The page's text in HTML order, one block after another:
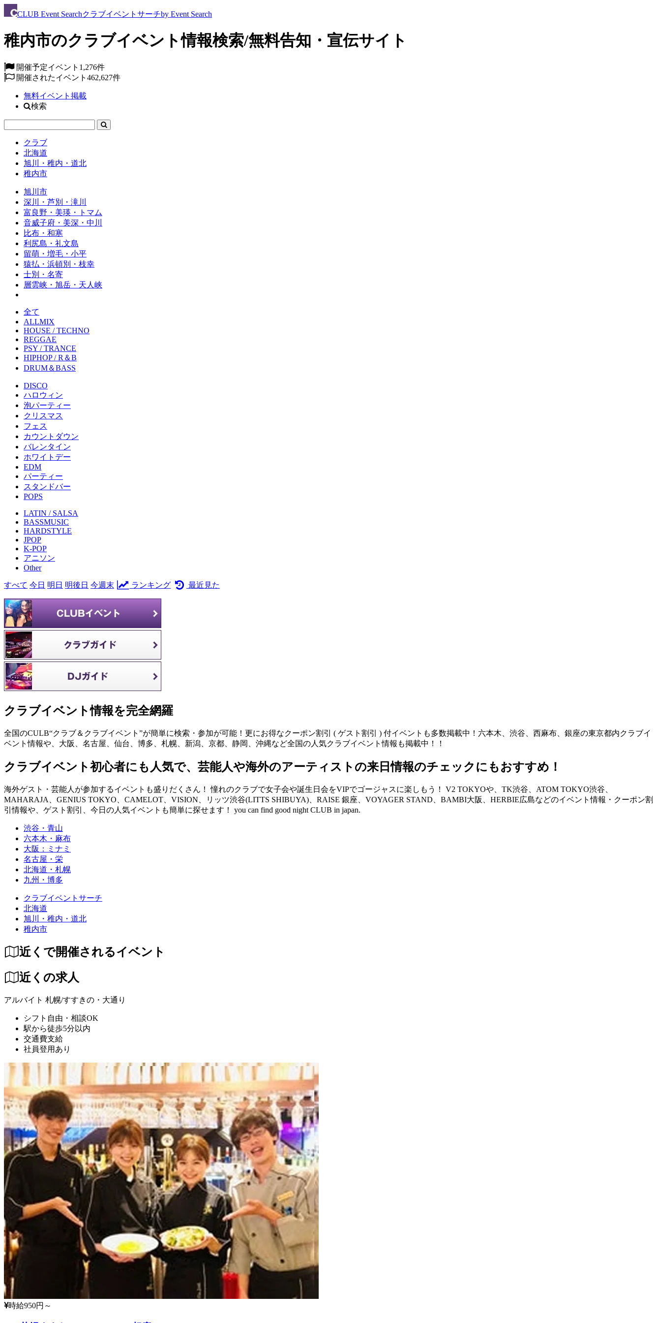
CLUB Event Searchクラブイベントサーチby Event Search
稚内市のクラブイベント情報検索/無料告知・宣伝サイト
開催予定イベント 1,276件
開催されたイベント 462,627件
無料イベント掲載
検索
クラブ
北海道
旭川・稚内・道北
稚内市
旭川市
深川・芦別・滝川
富良野・美瑛・トマム
音威子府・美深・中川
比布・和寒
利尻島・礼文島
留萌・増毛・小平
猿払・浜頓別・枝幸
士別・名寄
層雲峡・旭岳・天人峡
全て
ALLMIX
HOUSE / TECHNO
REGGAE
PSY / TRANCE
HIPHOP / R＆B
DRUM＆BASS
DISCO
ハロウィン
泡パーティー
クリスマス
フェス
カウントダウン
バレンタイン
ホワイトデー
EDM
パーティー
スタンドバー
POPS
LATIN / SALSA
BASSMUSIC
HARDSTYLE
JPOP
K-POP
アニソン
Other
すべて 今日 明日 明後日 今週末 ランキング 最近見た
クラブイベント情報を完全網羅
全国のCULB“クラブ＆クラブイベント”が簡単に検索・参加が可能！更にお得なクーポン割引 ( ゲスト割引 ) 付イベントも多数掲載中！六本木、渋谷、西麻布、銀座の東京都内クラブイ
ベント情報や、大阪、名古屋、仙台、博多、札幌、新潟、京都、静岡、沖縄など全国の人気クラブイベント情報も掲載中！！
クラブイベント初心者にも人気で、芸能人や海外のアーティストの来日情報のチェックにもおすすめ！
海外ゲスト・芸能人が参加するイベントも盛りだくさん！ 憧れのクラブで女子会や誕生日会をVIPでゴージャスに楽しもう！ V2 TOKYOや、TK渋谷、ATOM TOKYO渋谷、
MAHARAJA、GENIUS TOKYO、CAMELOT、VISION、リッツ渋谷(LITTS SHIBUYA)、RAISE 銀座、VOYAGER STAND、BAMBI大阪、HERBIE広島などのイベント情報・クーポン割
引情報や、ゲスト割引、今日の人気イベントも簡単に探せます！ you can find good night CLUB in japan.
渋谷・青山
六本木・麻布
大阪：ミナミ
名古屋・栄
北海道・札幌
九州・博多
クラブイベントサーチ
北海道
旭川・稚内・道北
稚内市
近くで開催されるイベント
近くの求人
アルバイト 札幌/すすきの・大通り
シフト自由・相談OK
駅から徒歩5分以内
交通費支給
社員登用あり
時給950円～